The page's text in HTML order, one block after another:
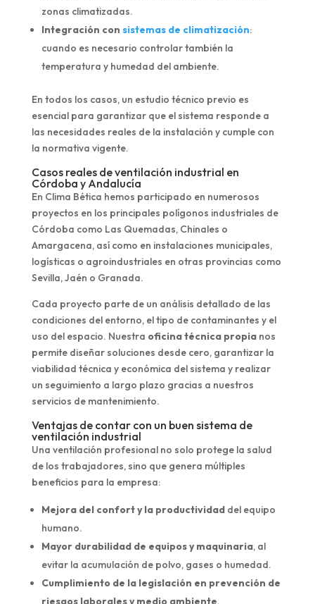
zonas climatizadas.
Integración con sistemas de climatización:
cuando es necesario controlar también la
temperatura y humedad del ambiente.
En todos los casos, un estudio técnico previo es
esencial para garantizar que el sistema responde a
las necesidades reales de la instalación y cumple con
la normativa vigente.
Casos reales de ventilación industrial en
Córdoba y Andalucía
En Clima Bética hemos participado en numerosos
proyectos en los principales polígonos industriales de
Córdoba como Las Quemadas, Chinales o
Amargacena, así como en instalaciones municipales,
logísticas o agroindustriales en otras provincias como
Sevilla, Jaén o Granada.
Cada proyecto parte de un análisis detallado de las
condiciones del entorno, el tipo de contaminantes y el
uso del espacio. Nuestra oficina técnica propianos
permite diseñar soluciones desde cero, garantizar la
viabilidad técnica y económica del sistema y realizar
un seguimiento a largo plazo gracias a nuestros
servicios de mantenimiento.
Ventajas de contar con un buen sistema de
ventilación industrial
Una ventilación profesional no solo protege la salud
de los trabajadores, sino que genera múltiples
beneficios para la empresa:
Mejora del confort y la productividaddel equipo
humano.
Mayor durabilidad de equipos y maquinaria, al
evitar la acumulación de polvo, gases o humedad.
Cumplimiento de la legislación en prevención de
riesgos laborales y medio ambiente.